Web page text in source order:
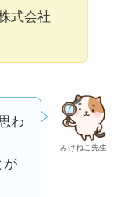
？】株式会
の口コミ・評
怪しい？口コ
判が正直ヤバ
当？
式会社
みけねこ先生
わ
が